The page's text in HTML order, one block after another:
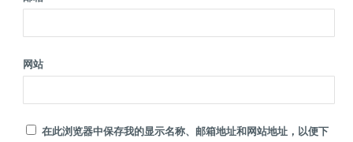
网站
在此浏览器中保存我的显示名称、邮箱地址和网站地址，以便下